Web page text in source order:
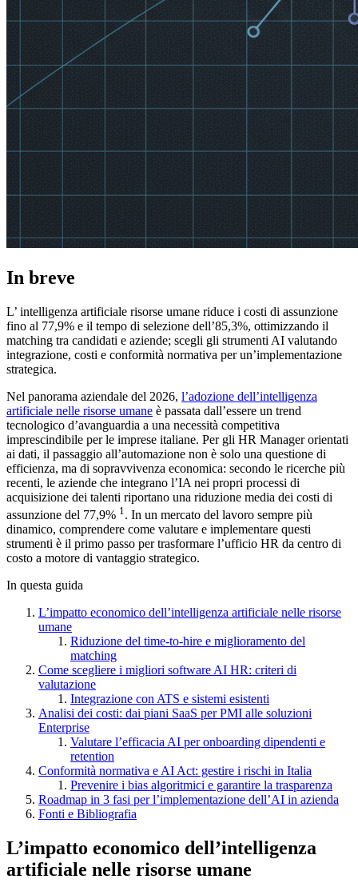
In breve
L’ intelligenza artificiale risorse umane riduce i costi di assunzione
fino al 77,9% e il tempo di selezione dell’85,3%, ottimizzando il
matching tra candidati e aziende; scegli gli strumenti AI valutando
integrazione, costi e conformità normativa per un’implementazione
strategica.
Nel panorama aziendale del 2026, l’adozione dell’intelligenza
artificiale nelle risorse umane è passata dall’essere un trend
tecnologico d’avanguardia a una necessità competitiva
imprescindibile per le imprese italiane. Per gli HR Manager orientati
ai dati, il passaggio all’automazione non è solo una questione di
efficienza, ma di sopravvivenza economica: secondo le ricerche più
recenti, le aziende che integrano l’IA nei propri processi di
acquisizione dei talenti riportano una riduzione media dei costi di
assunzione del 77,9% 1 . In un mercato del lavoro sempre più
dinamico, comprendere come valutare e implementare questi
strumenti è il primo passo per trasformare l’ufficio HR da centro di
costo a motore di vantaggio strategico.
In questa guida
L’impatto economico dell’intelligenza artificiale nelle risorse
umane
Riduzione del time-to-hire e miglioramento del
matching
Come scegliere i migliori software AI HR: criteri di
valutazione
Integrazione con ATS e sistemi esistenti
Analisi dei costi: dai piani SaaS per PMI alle soluzioni
Enterprise
Valutare l’efficacia AI per onboarding dipendenti e
retention
Conformità normativa e AI Act: gestire i rischi in Italia
Prevenire i bias algoritmici e garantire la trasparenza
Roadmap in 3 fasi per l’implementazione dell’AI in azienda
Fonti e Bibliografia
L’impatto economico dell’intelligenza
artificiale nelle risorse umane